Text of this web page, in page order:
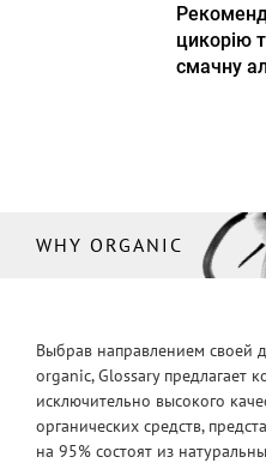
цикорію
смачну
WHY ORGANIC
Выбрав направлением своей
organic, Glossary предлагает
исключительно высокого
органических средств,
на 95% состоят из